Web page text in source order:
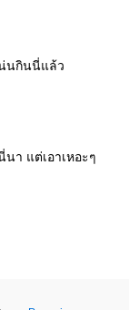
นกินนี่แล้ว
า แต่เอาเหอะๆ